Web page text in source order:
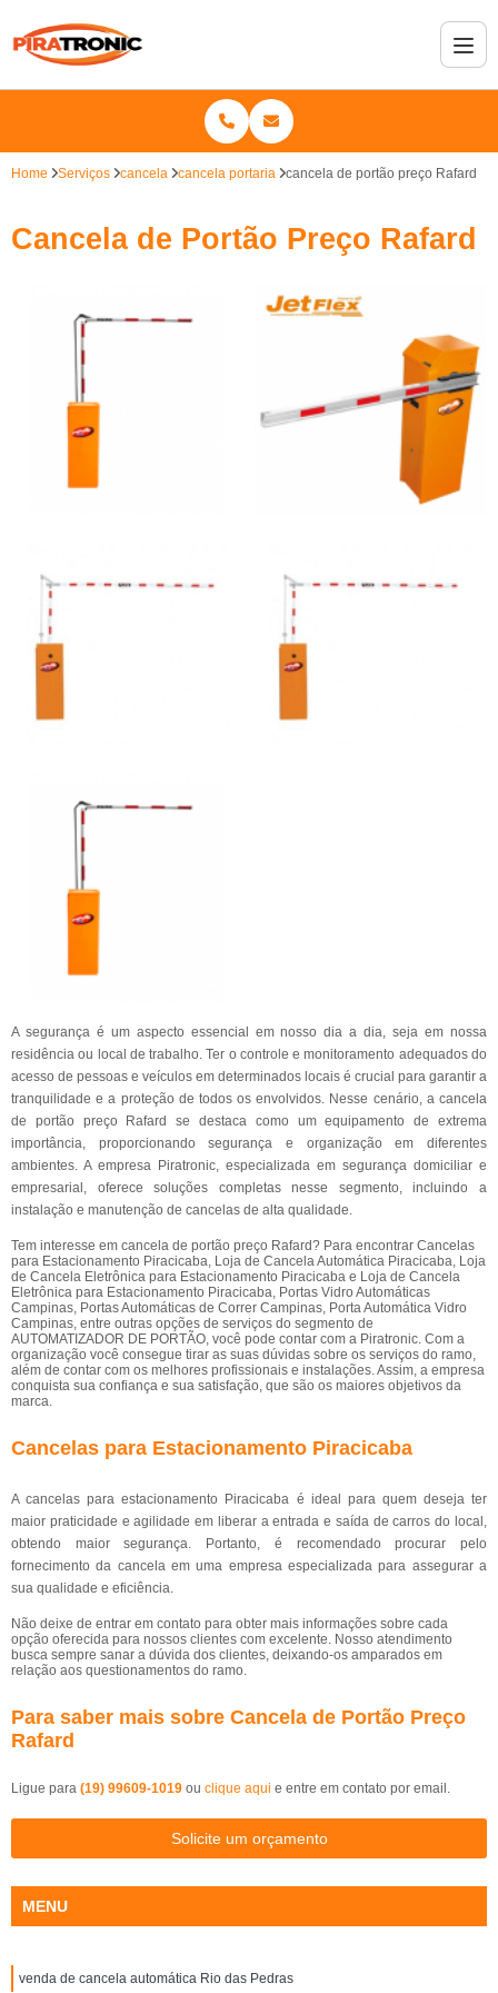
Home Serviços cancela cancela portaria cancela de portão preço Rafard
Cancela de Portão Preço Rafard
A segurança é um aspecto essencial em nosso dia a dia, seja em nossa
residência ou local de trabalho. Ter o controle e monitoramento adequados do
acesso de pessoas e veículos em determinados locais é crucial para garantir a
tranquilidade e a proteção de todos os envolvidos. Nesse cenário, a cancela
de portão preço Rafard se destaca como um equipamento de extrema
importância, proporcionando segurança e organização em diferentes
ambientes. A empresa Piratronic, especializada em segurança domiciliar e
empresarial, oferece soluções completas nesse segmento, incluindo a
instalação e manutenção de cancelas de alta qualidade.
Tem interesse em cancela de portão preço Rafard? Para encontrar Cancelas
para Estacionamento Piracicaba, Loja de Cancela Automática Piracicaba, Loja
de Cancela Eletrônica para Estacionamento Piracicaba e Loja de Cancela
Eletrônica para Estacionamento Piracicaba, Portas Vidro Automáticas
Campinas, Portas Automáticas de Correr Campinas, Porta Automática Vidro
Campinas, entre outras opções de serviços do segmento de
AUTOMATIZADOR DE PORTÃO, você pode contar com a Piratronic. Com a
organização você consegue tirar as suas dúvidas sobre os serviços do ramo,
além de contar com os melhores profissionais e instalações. Assim, a empresa
conquista sua confiança e sua satisfação, que são os maiores objetivos da
marca.
Cancelas para Estacionamento Piracicaba
A cancelas para estacionamento Piracicaba é ideal para quem deseja ter
maior praticidade e agilidade em liberar a entrada e saída de carros do local,
obtendo maior segurança. Portanto, é recomendado procurar pelo
fornecimento da cancela em uma empresa especializada para assegurar a
sua qualidade e eficiência.
Não deixe de entrar em contato para obter mais informações sobre cada
opção oferecida para nossos clientes com excelente. Nosso atendimento
busca sempre sanar a dúvida dos clientes, deixando-os amparados em
relação aos questionamentos do ramo.
Para saber mais sobre Cancela de Portão Preço
Rafard
Ligue para (19) 99609-1019 ou clique aqui e entre em contato por email.
Solicite um orçamento
MENU
venda de cancela automática Rio das Pedras